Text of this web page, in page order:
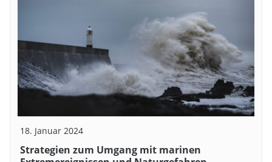
18. Januar 2024
Strategien zum Umgang mit marinen